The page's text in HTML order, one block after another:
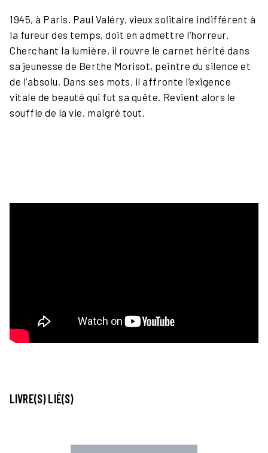
1945, à Paris. Paul Valéry, vieux solitaire indifférent à
la fureur des temps, doit en admettre l’horreur.
Cherchant la lumière, il rouvre le carnet hérité dans
sa jeunesse de Berthe Morisot, peintre du silence et
de l’absolu. Dans ses mots, il affronte l’exigence
vitale de beauté qui fut sa quête. Revient alors le
souffle de la vie, malgré tout.
LIVRE(S) LIÉ(S)